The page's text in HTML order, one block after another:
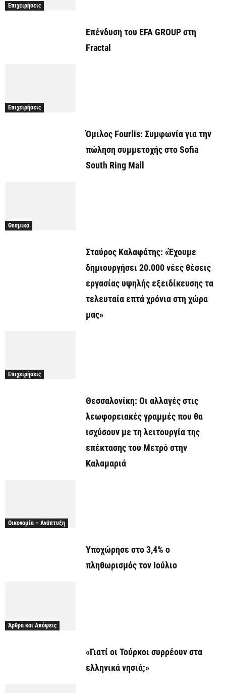
Επιχειρήσεις
Επένδυση του EFA GROUP στη
Fractal
Επιχειρήσεις
Όμιλος Fourlis: Συμφωνία για την
πώληση συμμετοχής στο Sofia
South Ring Mall
Θεσμικά
Σταύρος Καλαφάτης: «Έχουμε
δημιουργήσει 20.000 νέες θέσεις
εργασίας υψηλής εξειδίκευσης τα
τελευταία επτά χρόνια στη χώρα
μας»
Επιχειρήσεις
Θεσσαλονίκη: Οι αλλαγές στις
λεωφορειακές γραμμές που θα
ισχύσουν με τη λειτουργία της
επέκτασης του Μετρό στην
Καλαμαριά
Οικονομία – Ανάπτυξη
Υποχώρησε στο 3,4% ο
πληθωρισμός τον Ιούλιο
Άρθρα και Απόψεις
«Γιατί οι Τούρκοι συρρέουν στα
ελληνικά νησιά;»